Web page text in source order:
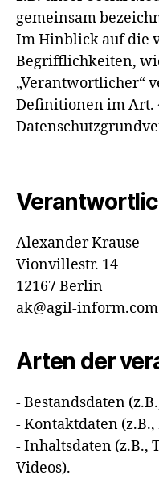
gemeinsam
Im Hinblick auf die
Begrifflichkeiten,
„Verantwortlicher“
Definitionen im Art.
Alexander Krause
Vionvillestr. 14
12167 Berlin
ak@agil-inform.com
Arten der
- Bestandsdaten
- Kontaktdaten
- Inhaltsdaten (z.B.,
Videos).